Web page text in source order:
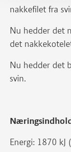
nakkefilet fra
Nu hedder det
det
Nu hedder det
svin.
Energi: 1870 kJ